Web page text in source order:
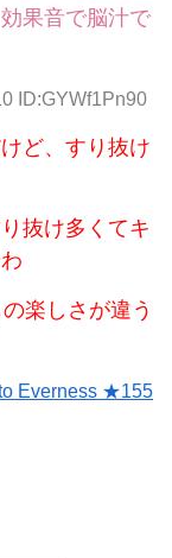
果音で脳汁で
ID:GYWf1Pn90
ど、すり抜け
抜け多くてキ
楽しさが違う
Everness ★155